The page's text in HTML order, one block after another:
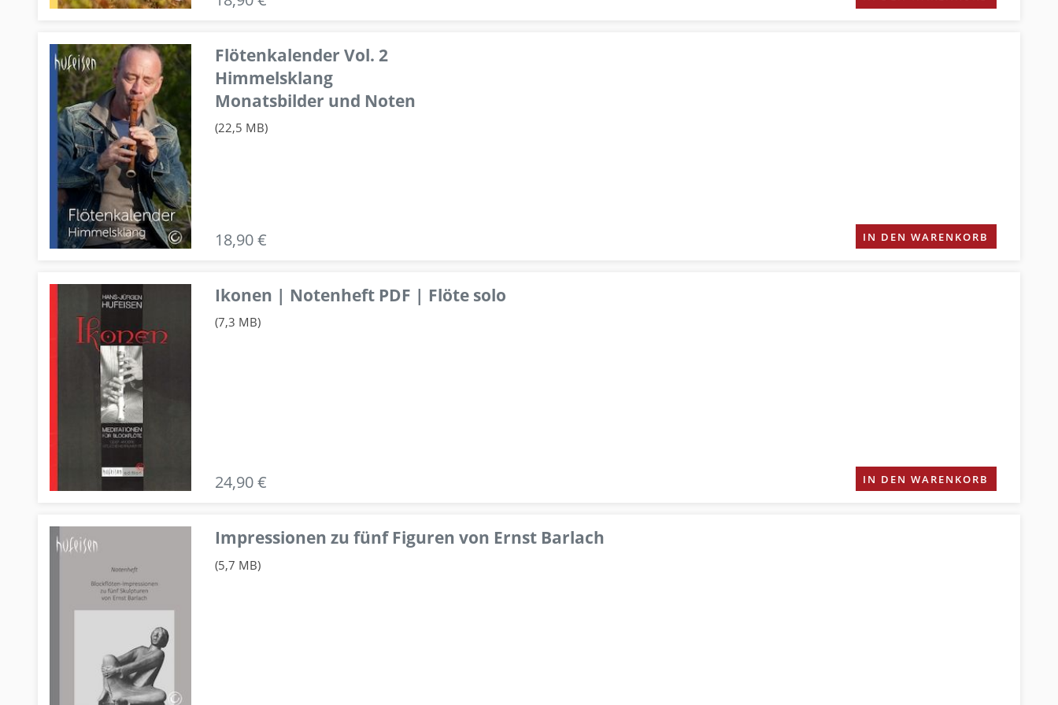
Flötenkalender Vol. 2
Himmelsklang
Monatsbilder und Noten
(22,5 MB)
18,90 € IN DEN WARENKORB
Ikonen | Notenheft PDF | Flöte solo
(7,3 MB)
24,90 € IN DEN WARENKORB
Impressionen zu fünf Figuren von Ernst Barlach
(5,7 MB)